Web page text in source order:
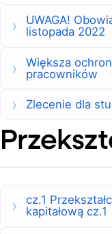
UWAGA!
listopada 2022
Większa
pracowników
Zlecenie dla
cz.1
kapitałową cz.1